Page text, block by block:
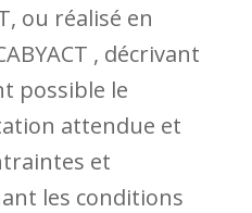
ou réalisé en
, décrivant
possible le
attendue et
et
les conditions